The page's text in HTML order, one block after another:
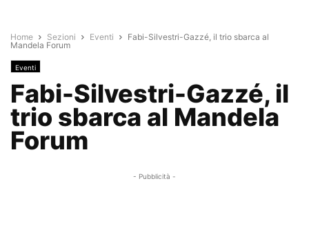
Home Sezioni Eventi
Fabi-Silvestri-Gazzé, il trio sbarca al
Mandela Forum
Eventi
Fabi-Silvestri-Gazzé, il
trio sbarca al Mandela
Forum
- Pubblicità -